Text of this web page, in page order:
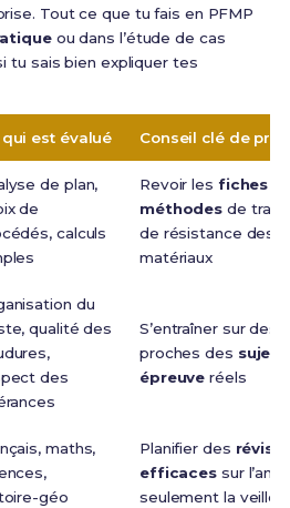
Tout ce que tu fais en PFMP
ou dans l’étude de cas
tu sais bien expliquer tes
qui est évalué Conseil clé de
de plan,
de
calculs
Revoir les fiches
méthodes de
de résistance des
matériaux
du
qualité des
des
S’entraîner sur des
proches des sujets
épreuve réels
maths,
géo
Planifier des
efficaces sur
seulement la veille